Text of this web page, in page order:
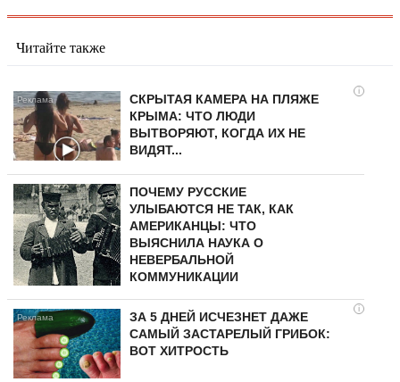
Читайте также
i
СКРЫТАЯ КАМЕРА НА ПЛЯЖЕ
КРЫМА: ЧТО ЛЮДИ
ВЫТВОРЯЮТ, КОГДА ИХ НЕ
ВИДЯТ...
ПОЧЕМУ РУССКИЕ
УЛЫБАЮТСЯ НЕ ТАК, КАК
АМЕРИКАНЦЫ: ЧТО
ВЫЯСНИЛА НАУКА О
НЕВЕРБАЛЬНОЙ
КОММУНИКАЦИИ
i
ЗА 5 ДНЕЙ ИСЧЕЗНЕТ ДАЖЕ
САМЫЙ ЗАСТАРЕЛЫЙ ГРИБОК:
ВОТ ХИТРОСТЬ